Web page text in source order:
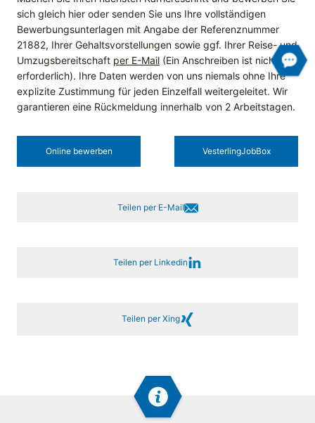
sich gleich hier oder senden Sie uns Ihre vollständigen
Bewerbungsunterlagen mit Angabe der Referenznummer
21882, Ihrer Gehaltsvorstellungen sowie ggf. Ihrer Reise- und
Umzugsbereitschaft per E-Mail (Ein Anschreiben ist nicht
erforderlich). Ihre Daten werden von uns niemals ohne Ihre
explizite Zustimmung für jeden Einzelfall weitergeleitet. Wir
garantieren eine Rückmeldung innerhalb von 2 Arbeitstagen.
Online bewerben Vesterling­JobBox
Teilen per E-Mail
Teilen per Linkedin
Teilen per Xing